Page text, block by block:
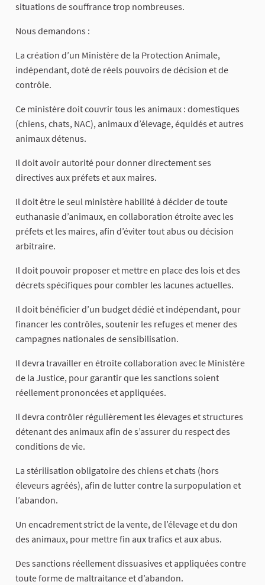
situations de souffrance trop nombreuses.
Nous demandons :
La création d’un Ministère de la Protection Animale,
indépendant, doté de réels pouvoirs de décision et de
contrôle.
Ce ministère doit couvrir tous les animaux : domestiques
(chiens, chats, NAC), animaux d’élevage, équidés et autres
animaux détenus.
Il doit avoir autorité pour donner directement ses
directives aux préfets et aux maires.
Il doit être le seul ministère habilité à décider de toute
euthanasie d’animaux, en collaboration étroite avec les
préfets et les maires, afin d’éviter tout abus ou décision
arbitraire.
Il doit pouvoir proposer et mettre en place des lois et des
décrets spécifiques pour combler les lacunes actuelles.
Il doit bénéficier d’un budget dédié et indépendant, pour
financer les contrôles, soutenir les refuges et mener des
campagnes nationales de sensibilisation.
Il devra travailler en étroite collaboration avec le Ministère
de la Justice, pour garantir que les sanctions soient
réellement prononcées et appliquées.
Il devra contrôler régulièrement les élevages et structures
détenant des animaux afin de s’assurer du respect des
conditions de vie.
La stérilisation obligatoire des chiens et chats (hors
éleveurs agréés), afin de lutter contre la surpopulation et
l’abandon.
Un encadrement strict de la vente, de l’élevage et du don
des animaux, pour mettre fin aux trafics et aux abus.
Des sanctions réellement dissuasives et appliquées contre
toute forme de maltraitance et d’abandon.